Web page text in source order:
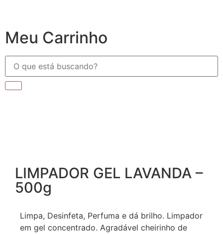
Meu Carrinho
LIMPADOR GEL LAVANDA –
500g
Limpa, Desinfeta, Perfuma e dá brilho. Limpador
em gel concentrado. Agradável cheirinho de